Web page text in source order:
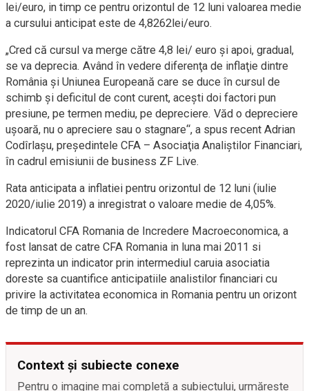
lei/euro, in timp ce pentru orizontul de 12 luni valoarea medie
a cursului anticipat este de 4,8262lei/euro.
„Cred că cursul va merge către 4,8 lei/ euro şi apoi, gradual,
se va deprecia. Având în vedere diferenţa de inflaţie dintre
România şi Uniunea Europeană care se duce în cursul de
schimb şi deficitul de cont curent, aceşti doi factori pun
presiune, pe termen mediu, pe depreciere. Văd o depreciere
uşoară, nu o apreciere sau o stagnare“, a spus recent Adrian
Codîrlaşu, preşedintele CFA – Asociaţia Analiştilor Financiari,
în cadrul emisiunii de business ZF Live.
Rata anticipata a inflatiei pentru orizontul de 12 luni (iulie
2020/iulie 2019) a inregistrat o valoare medie de 4,05%.
Indicatorul CFA Romania de Incredere Macroeconomica, a
fost lansat de catre CFA Romania in luna mai 2011 si
reprezinta un indicator prin intermediul caruia asociatia
doreste sa cuantifice anticipatiile analistilor financiari cu
privire la activitatea economica in Romania pentru un orizont
de timp de un an.
Context și subiecte conexe
Pentru o imagine mai completă a subiectului, urmărește